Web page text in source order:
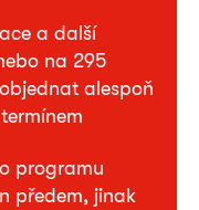
a další
na 295
alespoň
programu
předem, jinak